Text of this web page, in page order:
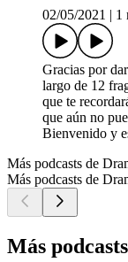
02/05/2021
1
Gracias por
largo de 12
que te
que aún no
Bienvenido y
Más podcasts de
Más podcasts de
Más